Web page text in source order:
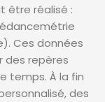
être réalisé :
Ces données
des repères
temps. À la fin
des